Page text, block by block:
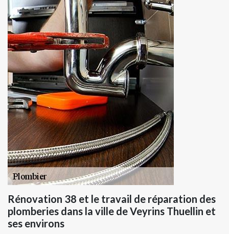
Rénovation 38 et le travail de réparation des
plomberies dans la ville de Veyrins Thuellin et
ses environs